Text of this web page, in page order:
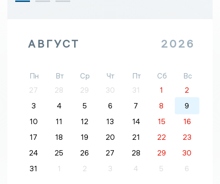
АВГУСТ 2026
Пн Вт Ср Чт Пт Сб
Вс
27
28 29 30 31 1
2
3
4 5 6 7 8
9
10
11 12 13 14 15
16
17
18 19 20 21 22
23
24
25 26 27 28 29
30
31
1 2 3 4 5 6